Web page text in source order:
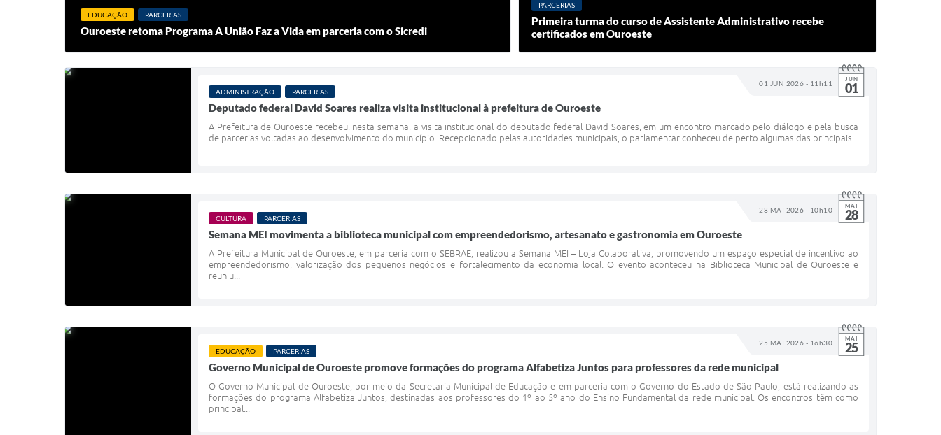
EDUCAÇÃO PARCERIAS
Ouroeste retoma Programa A União Faz a Vida em parceria com o Sicredi
PARCERIAS
Primeira turma do curso de Assistente Administrativo recebe
certificados em Ouroeste
01 JUN 2026 - 11h11 JUN
01
ADMINISTRAÇÃO PARCERIAS
Deputado federal David Soares realiza visita institucional à prefeitura de Ouroeste
A Prefeitura de Ouroeste recebeu, nesta semana, a visita institucional do deputado federal David Soares, em um encontro marcado pelo diálogo e pela busca
de parcerias voltadas ao desenvolvimento do município. Recepcionado pelas autoridades municipais, o parlamentar conheceu de perto algumas das principais...
28 MAI 2026 - 10h10 MAI
28
CULTURA PARCERIAS
Semana MEI movimenta a biblioteca municipal com empreendedorismo, artesanato e gastronomia em Ouroeste
A Prefeitura Municipal de Ouroeste, em parceria com o SEBRAE, realizou a Semana MEI – Loja Colaborativa, promovendo um espaço especial de incentivo ao
empreendedorismo, valorização dos pequenos negócios e fortalecimento da economia local. O evento aconteceu na Biblioteca Municipal de Ouroeste e
reuniu...
25 MAI 2026 - 16h30 MAI
25
EDUCAÇÃO PARCERIAS
Governo Municipal de Ouroeste promove formações do programa Alfabetiza Juntos para professores da rede municipal
O Governo Municipal de Ouroeste, por meio da Secretaria Municipal de Educação e em parceria com o Governo do Estado de São Paulo, está realizando as
formações do programa Alfabetiza Juntos, destinadas aos professores do 1º ao 5º ano do Ensino Fundamental da rede municipal. Os encontros têm como
principal...